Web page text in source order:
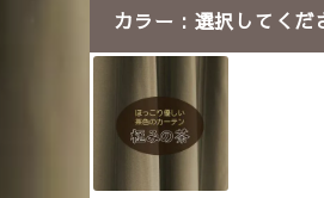
カラー 選択してくだ